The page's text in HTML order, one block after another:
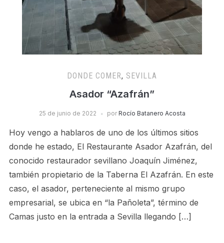
DONDE COMER, SEVILLA
Asador “Azafrán”
25 de junio de 2022 por Rocío Batanero Acosta
Hoy vengo a hablaros de uno de los últimos sitios
donde he estado, El Restaurante Asador Azafrán, del
conocido restaurador sevillano Joaquín Jiménez,
también propietario de la Taberna El Azafrán. En este
caso, el asador, perteneciente al mismo grupo
empresarial, se ubica en “la Pañoleta”, término de
Camas justo en la entrada a Sevilla llegando […]